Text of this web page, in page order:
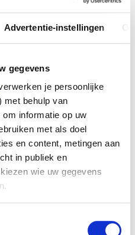
Advertentie-instellingen
gegevens
je persoonlijke
met behulp van
informatie op uw
met als doel
en content, metingen aan
in publiek en
wie uw gegevens
over uw geografische
elkaar het lijk van Patroclus